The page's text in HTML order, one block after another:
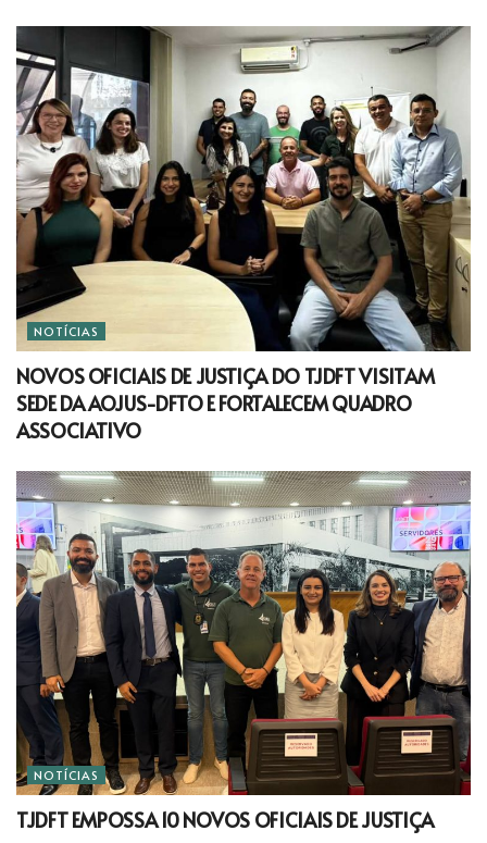
NOTÍCIAS
NOVOS OFICIAIS DE JUSTIÇA DO TJDFT VISITAM
SEDE DA AOJUS-DFTO E FORTALECEM QUADRO
ASSOCIATIVO
NOTÍCIAS
TJDFT EMPOSSA 10 NOVOS OFICIAIS DE JUSTIÇA